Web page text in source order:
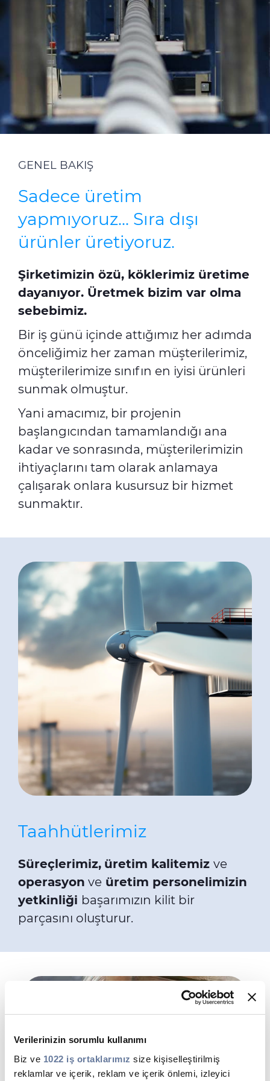
Verilerinizin sorumlu kullanımı
Biz ve 1022 iş ortaklarımız size kişiselleştirilmiş
reklamlar ve içerik, reklam ve içerik önlemi, izleyici
Sürdürülebilirlik
Yatırımcı İlişkileri
Etik Değerler
C@P
GENEL BAKIŞ
Sadece üretim
yapmıyoruz... Sıra dışı
ürünler üretiyoruz.
Şirketimizin özü, köklerimiz üretime
dayanıyor. Üretmek bizim var olma
sebebimiz.
Bir iş günü içinde attığımız her adımda
önceliğimiz her zaman müşterilerimiz,
müşterilerimize sınıfın en iyisi ürünleri
sunmak olmuştur.
Yani amacımız, bir projenin
başlangıcından tamamlandığı ana
kadar ve sonrasında, müşterilerimizin
ihtiyaçlarını tam olarak anlamaya
çalışarak onlara kusursuz bir hizmet
sunmaktır.
Taahhütlerimiz
Süreçlerimiz, üretim kalitemiz ve
operasyon ve üretim personelimizin
yetkinliği başarımızın kilit bir
parçasını oluşturur.